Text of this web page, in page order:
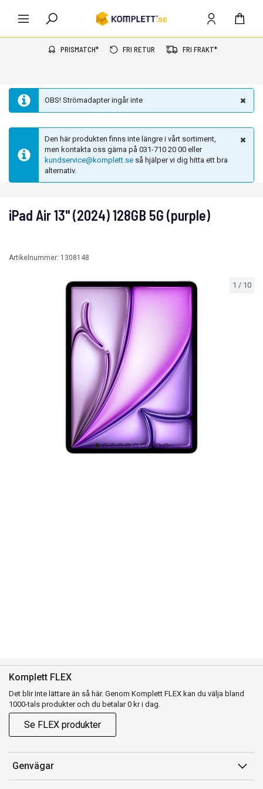
PRISMATCH* FRI RETUR FRI FRAKT*
OBS! Strömadapter ingår inte
Den här produkten finns inte längre i vårt sortiment,
men kontakta oss gärna på 031-710 20 00 eller
kundservice@komplett.se så hjälper vi dig hitta ett bra
alternativ.
1 / 10
iPad Air 13" (2024) 128GB 5G (purple)
Artikelnummer: 1308148
Komplett FLEX
Det blir inte lättare än så här. Genom Komplett FLEX kan du välja bland
1000-tals produkter och du betalar 0 kr i dag.
Se FLEX produkter
Genvägar